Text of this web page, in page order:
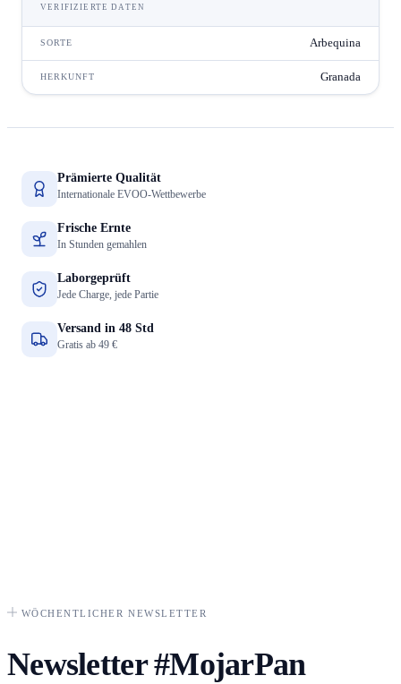
VERIFIZIERTE DATEN
SORTE Arbequina
HERKUNFT Granada
Prämierte Qualität
Internationale EVOO-Wettbewerbe
Frische Ernte
In Stunden gemahlen
Laborgeprüft
Jede Charge, jede Partie
Versand in 48 Std
Gratis ab 49 €
WÖCHENTLICHER NEWSLETTER
Newsletter#MojarPan